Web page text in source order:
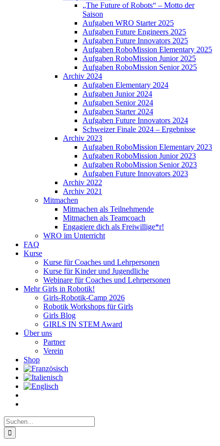
„The Future of Robots“ – Motto der
Saison
Aufgaben WRO Starter 2025
Aufgaben Future Engineers 2025
Aufgaben Future Innovators 2025
Aufgaben RoboMission Elementary 2025
Aufgaben RoboMission Junior 2025
Aufgaben RoboMission Senior 2025
Archiv 2024
Aufgaben Elementary 2024
Aufgaben Junior 2024
Aufgaben Senior 2024
Aufgaben Starter 2024
Aufgaben Future Innovators 2024
Schweizer Finale 2024 – Ergebnisse
Archiv 2023
Aufgaben RoboMission Elementary 2023
Aufgaben RoboMission Junior 2023
Aufgaben RoboMission Senior 2023
Aufgaben Future Innovators 2023
Archiv 2022
Archiv 2021
Mitmachen
Mitmachen als Teilnehmende
Mitmachen als Teamcoach
Engagiere dich als Freiwillige*r!
WRO im Unterricht
FAQ
Kurse
Kurse für Coaches und Lehrpersonen
Kurse für Kinder und Jugendliche
Webinare für Coaches und Lehrpersonen
Mehr Girls in Robotik!
Girls-Robotik-Camp 2026
Robotik Workshops für Girls
Girls Blog
GIRLS IN STEM Award
Über uns
Partner
Verein
Shop
Suche
nach: